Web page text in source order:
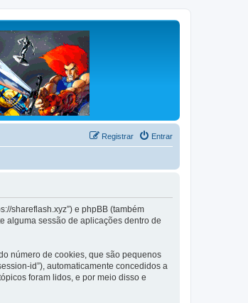
Entrar
Registrar
shareflash.xyz”) e phpBB (também
alguma sessão de aplicações dentro de
número de cookies, que são pequenos
id”), automaticamente concedidos a
foram lidos, e por meio disso e